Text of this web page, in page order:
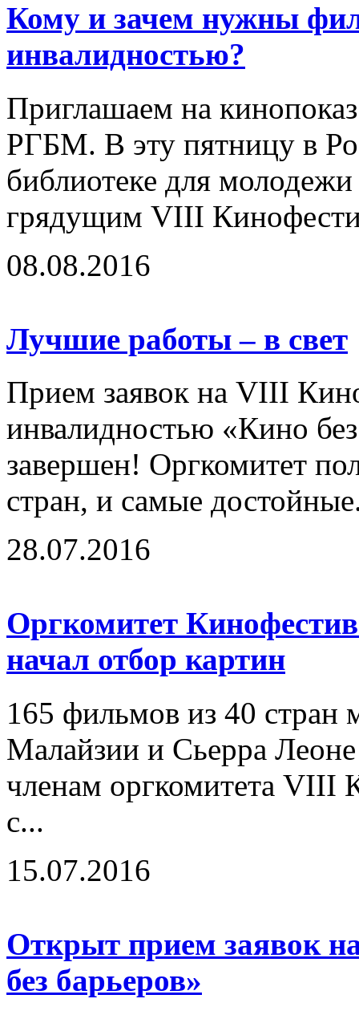
Кому и зачем нужны
инвалидностью?
Приглашаем на
РГБМ. В эту пятницу в
библиотеке для молодежи
грядущим VIII
08.08.2016
Лучшие работы – в свет
Прием заявок на VIII
инвалидностью «Кино
завершен! Оргкомитет
стран, и самые
28.07.2016
Оргкомитет
начал отбор картин
165 фильмов из 40 стран
Малайзии и Сьерра
членам оргкомитета VIII
с...
15.07.2016
Открыт прием заявок
без барьеров»